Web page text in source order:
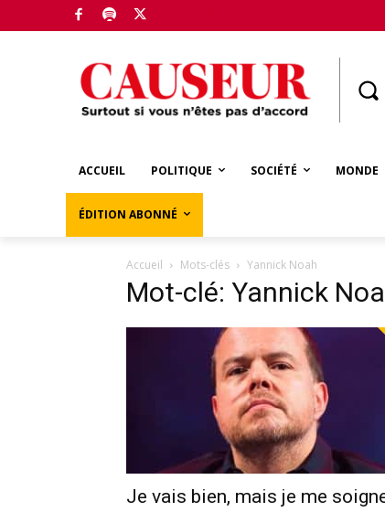
ACCUEIL POLITIQUE SOCIÉTÉ MONDE
ÉDITION ABONNÉ
Accueil Mots-clés Yannick Noah
Mot-clé: Yannick
Je vais bien, mais je me